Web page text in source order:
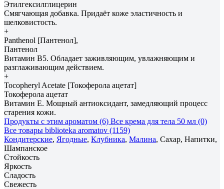
Этилгексилглицерин
Смягчающая добавка. Придаёт коже эластичность и
шелковистость.
+
Panthenol [Пантенол],
Пантенол
Витамин B5. Обладает заживляющим, увлажняющим и
разглаживающим действием.
+
Tocopheryl Acetate [Токоферола ацетат]
Токоферола ацетат
Витамин Е. Мощный антиоксидант, замедляющий процесс
старения кожи.
Продукты с этим ароматом (6) Все крема для тела 50 мл (0)
Все товары biblioteka aromatov (1159)
Кондитерские, Ягодные, Клубника, Малина, Сахар, Напитки,
Шампанское
Стойкость
Яркость
Сладость
Свежесть